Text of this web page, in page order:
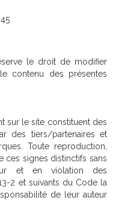
le droit de modifier
contenu des présentes
sur le site constituent des
des tiers/partenaires et
Toute reproduction,
ces signes distinctifs sans
et en violation des
2 et suivants du Code la
de leur auteur